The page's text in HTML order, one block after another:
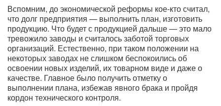
Вспомним, до экономической реформы кое-кто считал,
что долг предприятия — выполнить план, изготовить
продукцию. Что будет с продукцией дальше — это мало
тревожило заводы и считалось заботой торговых
организаций. Естественно, при таком положении на
некоторых заводах не слишком беспокоились об
освоении новых изделий, их товарном виде и даже о
качестве. Главное было получить отметку о
выполнении плана, избежав явного брака и пройдя
кордон технического контроля.